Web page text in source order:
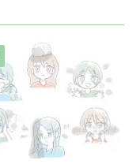
2026/7/12